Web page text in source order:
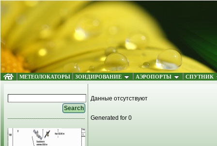
МЕТЕОЛОКАТОРЫ ЗОНДИРОВАНИЕ АЭРОПОРТЫ СПУТНИК
Данные отсутствуют
Generated for 0